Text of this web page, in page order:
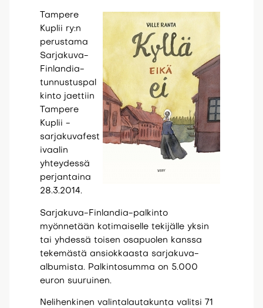
Tampere
Kuplii ry:n
perustama
Sarjakuva-
Finlandia-
tunnustuspal
kinto jaettiin
Tampere
Kuplii -
sarjakuvafest
ivaalin
yhteydessä
perjantaina
28.3.2014.
Sarjakuva-Finlandia-palkinto
myönnetään kotimaiselle tekijälle yksin
tai yhdessä toisen osapuolen kanssa
tekemästä ansiokkaasta sarjakuva-
albumista. Palkintosumma on 5.000
euron suuruinen.
Nelihenkinen valintalautakunta valitsi 71